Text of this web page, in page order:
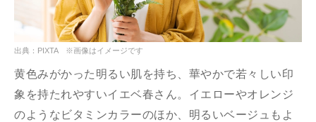
出典：PIXTA ※画像はイメージです
黄色みがかった明るい肌を持ち、華やかで若々しい印
象を持たれやすいイエベ春さん。イエローやオレンジ
のようなビタミンカラーのほか、明るいベージュもよ